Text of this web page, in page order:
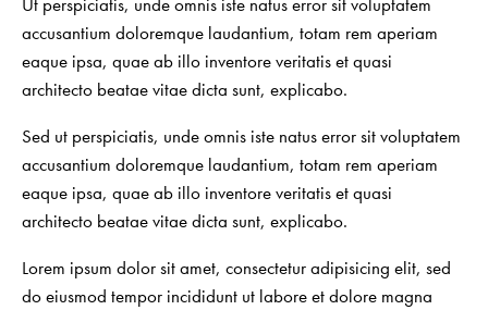
accusantium doloremque laudantium, totam rem aperiam
eaque ipsa, quae ab illo inventore veritatis et quasi
architecto beatae vitae dicta sunt, explicabo.
Sed ut perspiciatis, unde omnis iste natus error sit voluptatem
accusantium doloremque laudantium, totam rem aperiam
eaque ipsa, quae ab illo inventore veritatis et quasi
architecto beatae vitae dicta sunt, explicabo.
Lorem ipsum dolor sit amet, consectetur adipisicing elit, sed
do eiusmod tempor incididunt ut labore et dolore magna